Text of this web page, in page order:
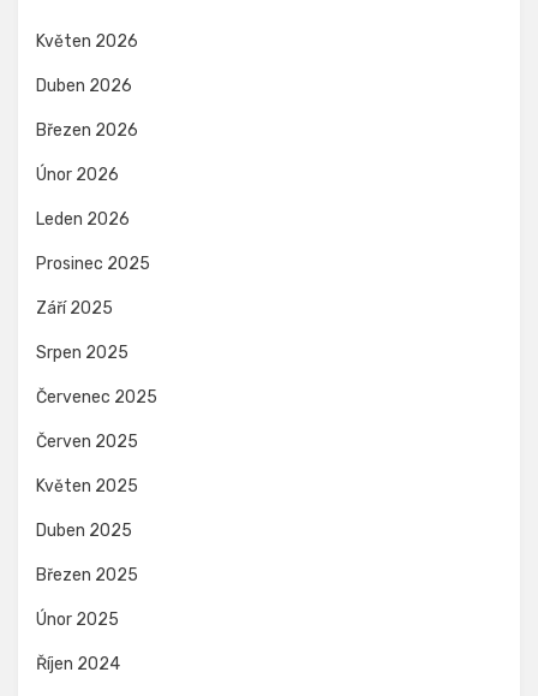
Květen 2026
Duben 2026
Březen 2026
Únor 2026
Leden 2026
Prosinec 2025
Září 2025
Srpen 2025
Červenec 2025
Červen 2025
Květen 2025
Duben 2025
Březen 2025
Únor 2025
Říjen 2024